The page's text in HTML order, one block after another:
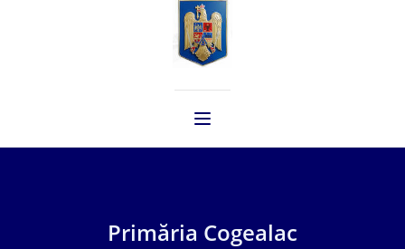
Primăria Cogealac